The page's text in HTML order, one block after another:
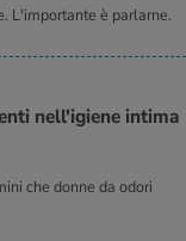
L'importante è parlarne.
nell'igiene intima
che donne da odori